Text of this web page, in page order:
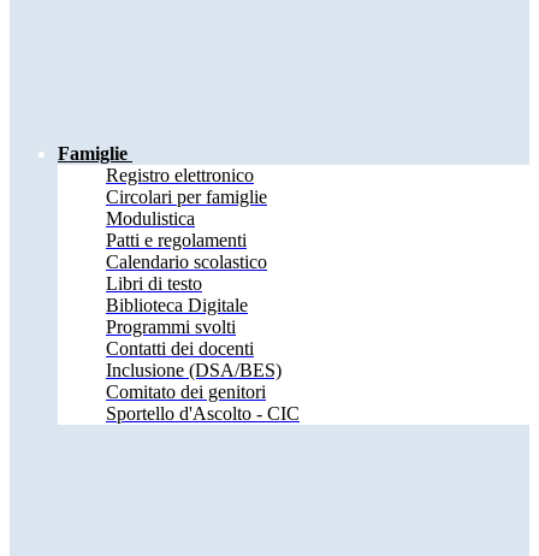
Famiglie
Registro elettronico
Circolari per famiglie
Modulistica
Patti e regolamenti
Calendario scolastico
Libri di testo
Biblioteca Digitale
Programmi svolti
Contatti dei docenti
Inclusione (DSA/BES)
Comitato dei genitori
Sportello d'Ascolto - CIC